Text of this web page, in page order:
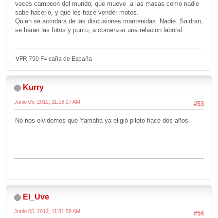
veces campeon del mundo, que mueve a las masas como nadie
sabe hacerlo, y que les hace vender motos.
Quien se acordara de las discusiones mantenidas. Nadie. Saldran,
se haran las fotos y punto, a comenzar una relacion laboral.
VFR 750 F= caña de España
Kurry
#53
Junio 05, 2012, 11:16:27 AM
No nos olvidemos que Yamaha ya eligió piloto hace dos años.
El_Uve
#54
Junio 05, 2012, 11:31:58 AM